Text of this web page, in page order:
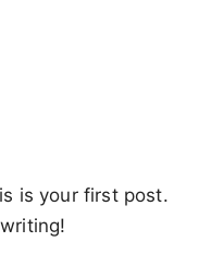
is your first post.